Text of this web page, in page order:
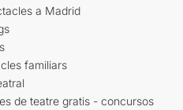
a Madrid
familiars
de teatre gratis - concursos